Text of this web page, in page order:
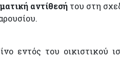
αντίθεσήτου στη
εντός του οικιστικού